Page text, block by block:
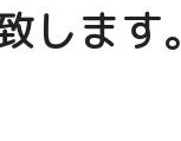
します。